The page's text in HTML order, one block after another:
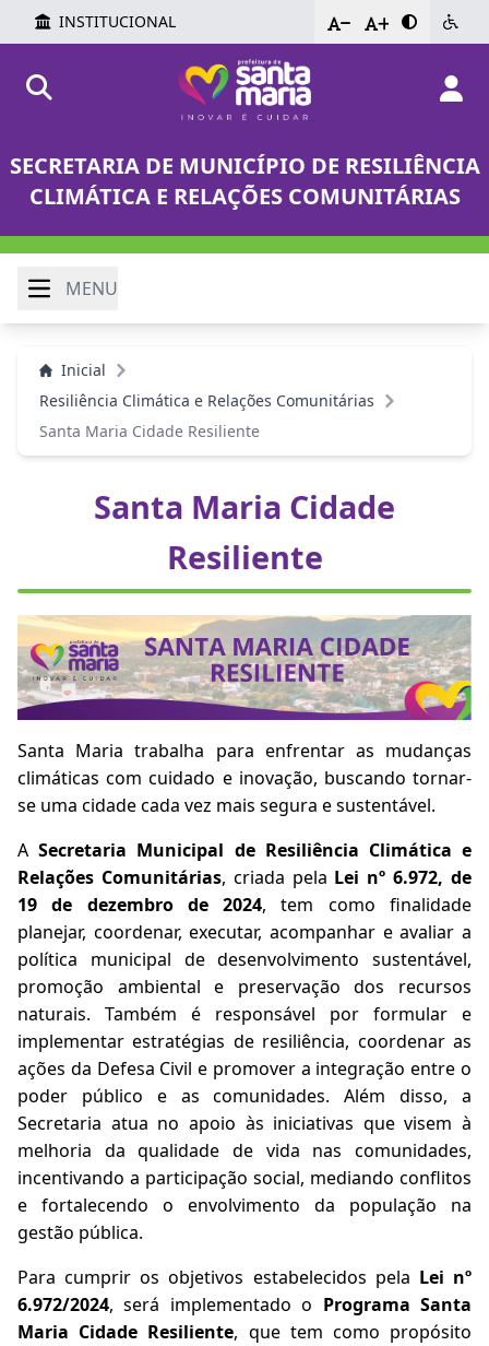
INSTITUCIONAL - +
SECRETARIA DE MUNICÍPIO DE RESILIÊNCIA
CLIMÁTICA E RELAÇÕES COMUNITÁRIAS
MENU
Inicial
Resiliência Climática e Relações Comunitárias
Santa Maria Cidade Resiliente
Santa Maria Cidade
Resiliente
Santa Maria trabalha para enfrentar as mudanças
climáticas com cuidado e inovação, buscando tornar-
se uma cidade cada vez mais segura e sustentável.
ASecretaria Municipal de Resiliência Climática e
Relações Comunitárias, criada pela Lei nº 6.972, de
19 de dezembro de 2024, tem como finalidade
planejar, coordenar, executar, acompanhar e avaliar a
política municipal de desenvolvimento sustentável,
promoção ambiental e preservação dos recursos
naturais. Também é responsável por formular e
implementar estratégias de resiliência, coordenar as
ações da Defesa Civil e promover a integração entre o
poder público e as comunidades. Além disso, a
Secretaria atua no apoio às iniciativas que visem à
melhoria da qualidade de vida nas comunidades,
incentivando a participação social, mediando conflitos
e fortalecendo o envolvimento da população na
gestão pública.
Para cumprir os objetivos estabelecidos pela Lei nº
6.972/2024, será implementado o Programa Santa
Maria Cidade Resiliente, que tem como propósito